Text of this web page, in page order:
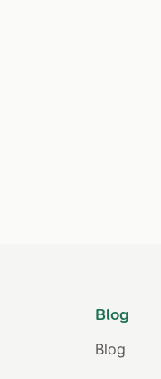
Blog
Blog